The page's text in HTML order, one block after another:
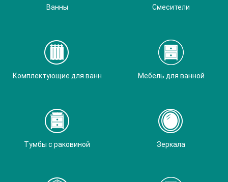
Ванны Смесители
Комплектующие для ванн Мебель для ванной
Тумбы с раковиной Зеркала